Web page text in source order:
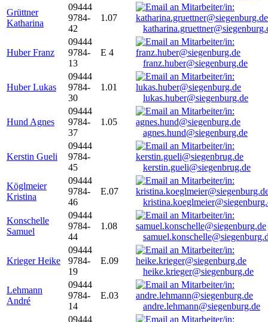
Grüttner
Katharina
09444
9784-
42
1.07
Huber Franz
09444
9784-
13
E 4
franz.huber@siegenburg.de
Huber Lukas
09444
9784-
30
1.01
lukas.huber@siegenburg.de
Hund Agnes
09444
9784-
37
1.05
agnes.hund@siegenburg.de
Kerstin Gueli
09444
9784-
45
kerstin.gueli@siegenbrug.de
Köglmeier
Kristina
09444
9784-
46
E.07
Konschelle
Samuel
09444
9784-
44
1.08
Krieger Heike
09444
9784-
19
E.09
heike.krieger@siegenburg.de
Lehmann
André
09444
9784-
14
E.03
andre.lehmann@siegenburg.de
09444